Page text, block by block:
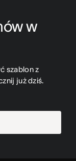
w
szablon z
już dziś.